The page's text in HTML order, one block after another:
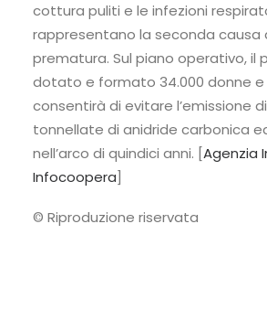
cottura puliti e le infezioni
rappresentano la seconda causa
prematura. Sul piano operativo, il
dotato e formato 34.000 donne e
consentirà di evitare l’emissione
tonnellate di anidride carbonica
nell’arco di quindici anni. [Agenzia
Infocoopera]
© Riproduzione riservata